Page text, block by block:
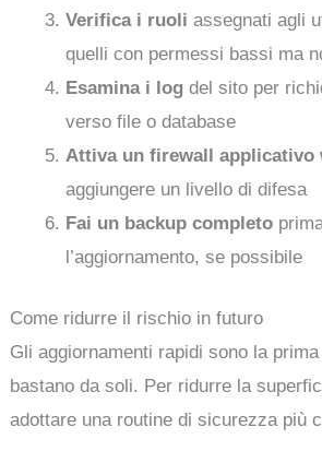
Verifica i ruoli assegnati agli
quelli con permessi bassi ma
Esamina i log del sito per
verso file o database
Attiva un firewall applicativo
aggiungere un livello di difesa
Fai un backup completo
l’aggiornamento, se possibile
Come ridurre il rischio in futuro
Gli aggiornamenti rapidi sono la
bastano da soli. Per ridurre la
adottare una routine di sicurezza più